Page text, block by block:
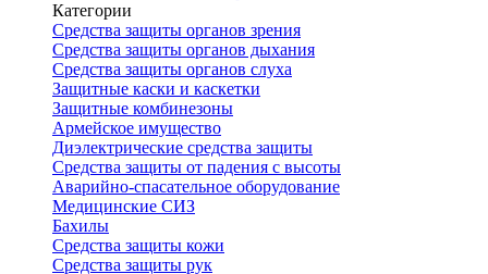
Категории
Средства защиты органов зрения
Средства защиты органов дыхания
Средства защиты органов слуха
Защитные каски и каскетки
Защитные комбинезоны
Армейское имущество
Диэлектрические средства защиты
Средства защиты от падения с высоты
Аварийно-спасательное оборудование
Медицинские СИЗ
Бахилы
Средства защиты кожи
Средства защиты рук